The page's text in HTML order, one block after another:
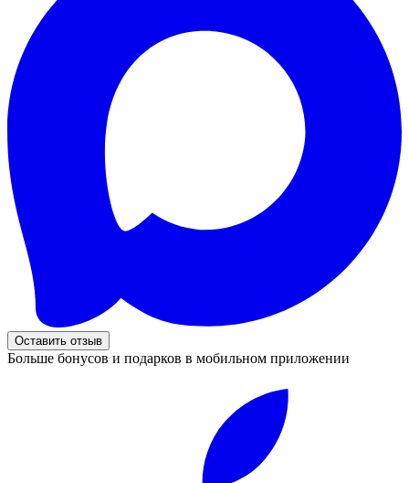
Оставить отзыв
Больше бонусов и подарков в мобильном приложении